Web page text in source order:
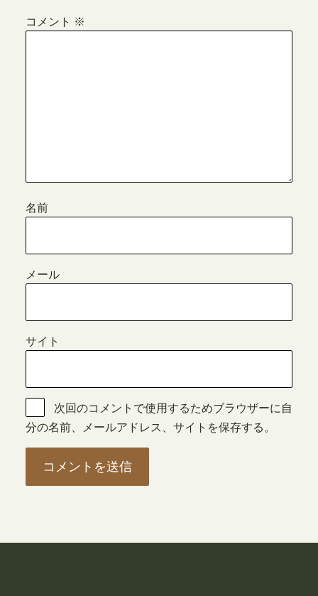
コメント ※
名前
メール
サイト
次回のコメントで使用するためブラウザーに自
分の名前、メールアドレス、サイトを保存する。